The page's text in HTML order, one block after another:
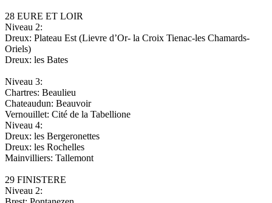
28 EURE ET LOIR
Niveau 2:
Dreux: Plateau Est (Lievre d’Or- la Croix Tienac-les Chamards-
Oriels)
Dreux: les Bates
Niveau 3:
Chartres: Beaulieu
Chateaudun: Beauvoir
Vernouillet: Cité de la Tabellione
Niveau 4:
Dreux: les Bergeronettes
Dreux: les Rochelles
Mainvilliers: Tallemont
29 FINISTERE
Niveau 2: